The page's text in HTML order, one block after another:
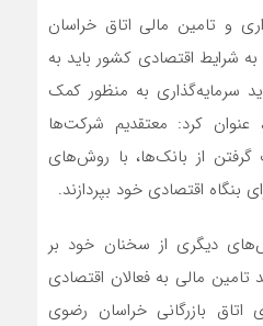
و تامین مالی اتاق خراسان
شرایط اقتصادی کشور باید به
سرمایه‌گذاری به منظور کمک
عنوان کرد: معتقدیم شرکت‌ها
گرفتن از بانک‌ها، با روش‌های
بنگاه اقتصادی خود بپردازند.
دیگری از سخنان خود بر
مالی به فعالان اقتصادی
بازرگانی خراسان رضوی